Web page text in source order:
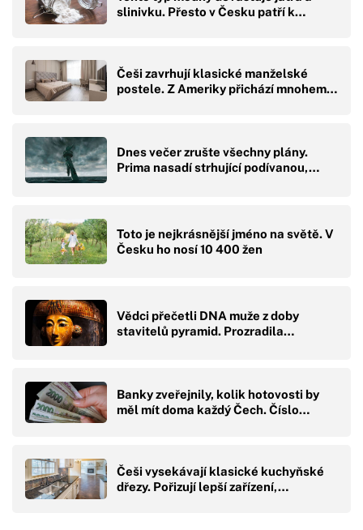
slinivku. Přesto v Česku patří k…
Češi zavrhují klasické manželské
postele. Z Ameriky přichází mnohem…
Dnes večer zrušte všechny plány.
Prima nasadí strhující podívanou,…
Toto je nejkrásnější jméno na světě. V
Česku ho nosí 10 400 žen
Vědci přečetli DNA muže z doby
stavitelů pyramid. Prozradila…
Banky zveřejnily, kolik hotovosti by
měl mít doma každý Čech. Číslo…
Češi vysekávají klasické kuchyňské
dřezy. Pořizují lepší zařízení,…